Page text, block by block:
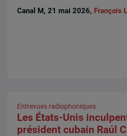
Canal M, 21 mai 2026, François
Entrevues radiophoniques
Les États-Unis
président cubain Raúl